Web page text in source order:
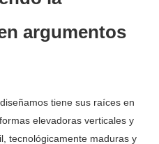
argumentos
tiene sus raíces en
elevadoras verticales y
tecnológicamente maduras y